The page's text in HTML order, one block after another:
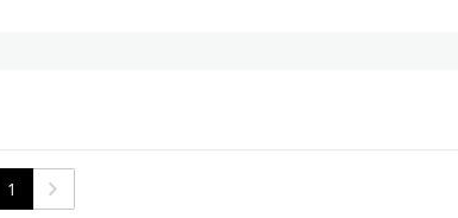
Front Mount
1